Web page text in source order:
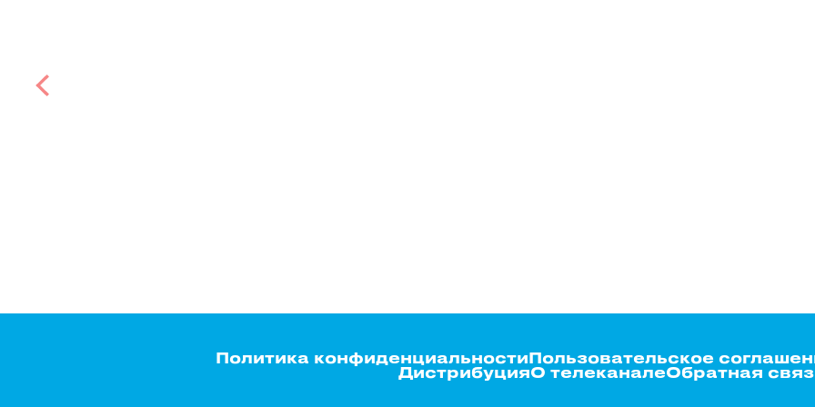
Политика конфиденциальностиПользовательское
ДистрибуцияО телеканалеОбратная